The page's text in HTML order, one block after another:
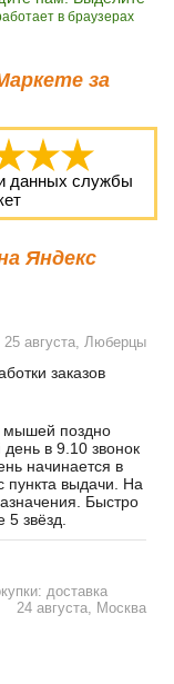
в браузерах
за
данных службы
Яндекс
25 августа, Люберцы
заказов
мышей поздно
в 9.10 звонок
начинается в
пункта выдачи. На
Быстро
звёзд.
доставка
24 августа, Москва